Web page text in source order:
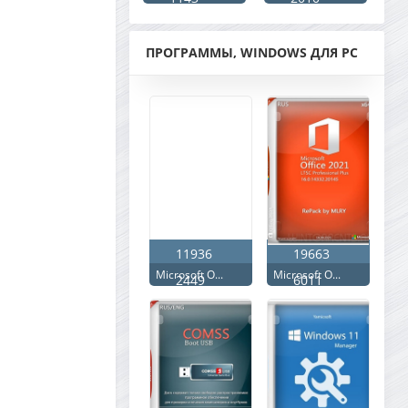
ПРОГРАММЫ, WINDOWS ДЛЯ PC
11936
2449
Microsoft O...
19663
6011
Microsoft O...